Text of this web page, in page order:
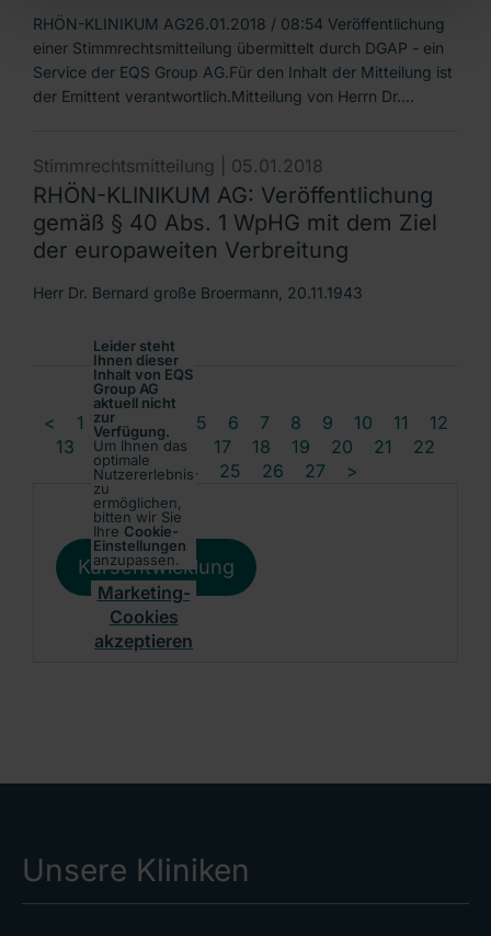
RHÖN-KLINIKUM AG26.01.2018 / 08:54 Veröffentlichung
einer Stimmrechtsmitteilung übermittelt durch DGAP - ein
Service der EQS Group AG.Für den Inhalt der Mitteilung ist
der Emittent verantwortlich.Mitteilung von Herrn Dr.…
Stimmrechtsmitteilung | 05.01.2018
RHÖN-KLINIKUM AG: Veröffentlichung
gemäß § 40 Abs. 1 WpHG mit dem Ziel
der europaweiten Verbreitung
Herr Dr. Bernard große Broermann, 20.11.1943
< 1 2 5 6 7 8 9 10 11
12
13
14 15 16 17 18 19 20 21
22
23
24 25 26 27 >
Leider steht
Ihnen dieser
Inhalt von EQS
Group AG
aktuell nicht
zur
Verfügung.
Um Ihnen das
optimale
Nutzererlebnis
zu
ermöglichen,
bitten wir Sie
Ihre Cookie-
Einstellungen
anzupassen.
Marketing-
Cookies
akzeptieren
Kursentwicklung
Unsere Kliniken